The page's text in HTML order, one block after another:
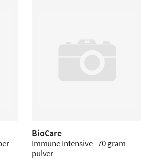
-
BioCare
Immune Intensive - 70 gram
pulver